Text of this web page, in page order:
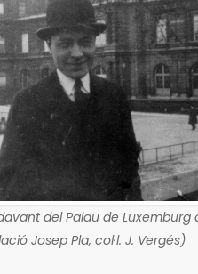
del Palau de Luxemburg
Josep Pla, col·l. J. Vergés)